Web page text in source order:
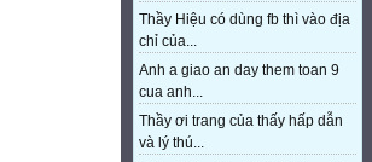
Thầy Hiệu có dùng fb thì vào địa
chỉ của...
Anh a giao an day them toan 9
cua anh...
Thầy ơi trang của thấy hấp dẫn
và lý thú...